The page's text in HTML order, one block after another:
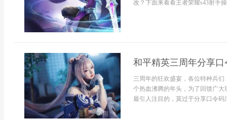
改？下面来看看王者荣耀s43射手
和平精英三周年分享
三周年的狂欢盛宴，各位特种兵
个热血沸腾的年头，为了回馈广
最引人注目的，莫过于分享口令